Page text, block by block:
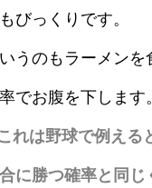
びっくりです。
うのもラーメン
でお腹を下します。
れは野球で例える
に勝つ確率と同じ